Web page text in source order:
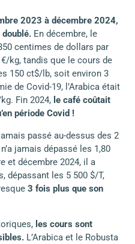
2023 à décembre 2024,
En décembre, le
centimes de dollars par
kg, tandis que le cours de
150 ct$/lb, soit environ 3
de Covid-19, l’Arabica était
Fin 2024, le café coûtait
période Covid !
passé au-dessus des 2
jamais dépassé les 1,80
et décembre 2024, il a
dépassant les 5 500 $/T,
3 fois plus que son
les cours sont
L’Arabica et le Robusta